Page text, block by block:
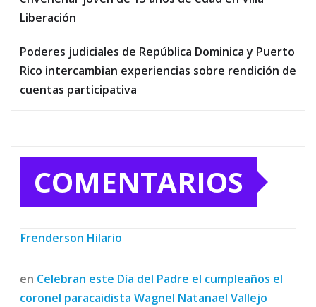
Liberación
Poderes judiciales de República Dominica y Puerto
Rico intercambian experiencias sobre rendición de
cuentas participativa
COMENTARIOS
Frenderson Hilario
en Celebran este Día del Padre el cumpleaños el
coronel paracaidista Wagnel Natanael Vallejo